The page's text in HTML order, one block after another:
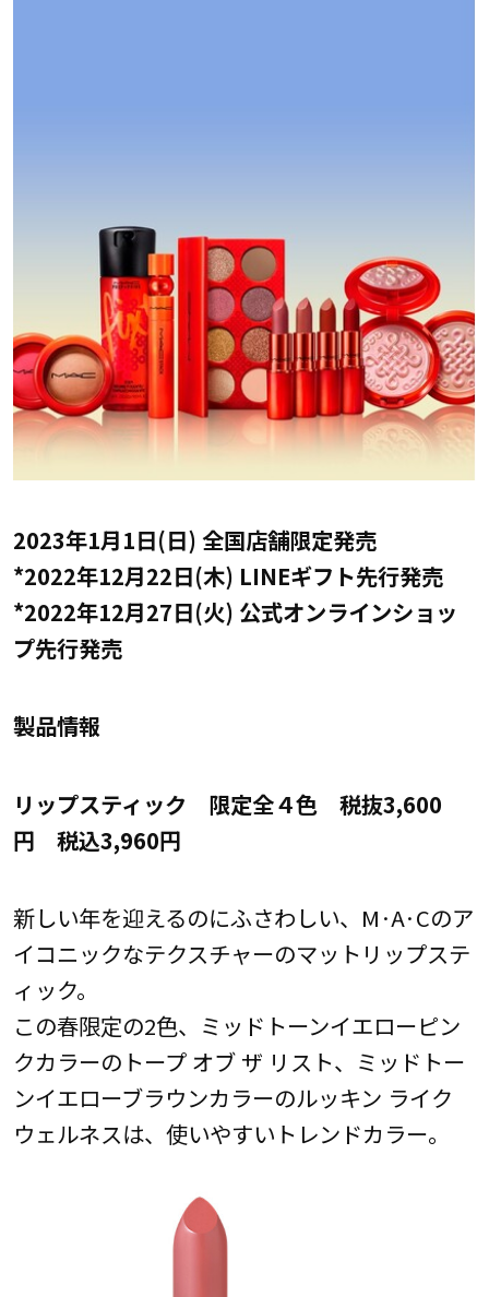
2023年1月1日(日) 全国店舗限定発売
*2022年12月22日(木) LINEギフト先行発売
*2022年12月27日(火) 公式オンラインショッ
プ先行発売
製品情報
リップスティック 限定全４色 税抜3,600
円 税込3,960円
新しい年を迎えるのにふさわしい、M·A·Cのア
イコニックなテクスチャーのマットリップステ
ィック。
この春限定の2色、ミッドトーンイエローピン
クカラーのトープ オブ ザ リスト、ミッドトー
ンイエローブラウンカラーのルッキン ライク
ウェルネスは、使いやすいトレンドカラー。